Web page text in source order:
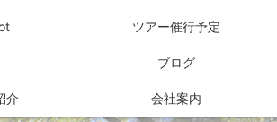
ツアー催行予定
ブログ
介 会社案内